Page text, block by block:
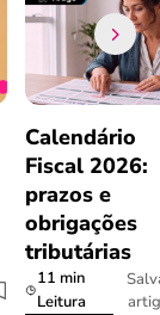
Calendário
Fiscal 2026:
prazos e
obrigações
tributárias
11 min
Leitura